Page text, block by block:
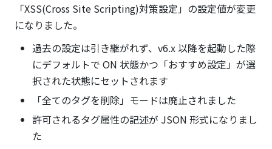
「XSS(Cross Site Scripting)対策設定」の設定値が変更
になりました。
過去の設定は引き継がれず、v6.x 以降を起動した際
にデフォルトで ON 状態かつ「おすすめ設定」が選
択された状態にセットされます
「全てのタグを削除」モードは廃止されました
許可されるタグ属性の記述が JSON 形式になりまし
た